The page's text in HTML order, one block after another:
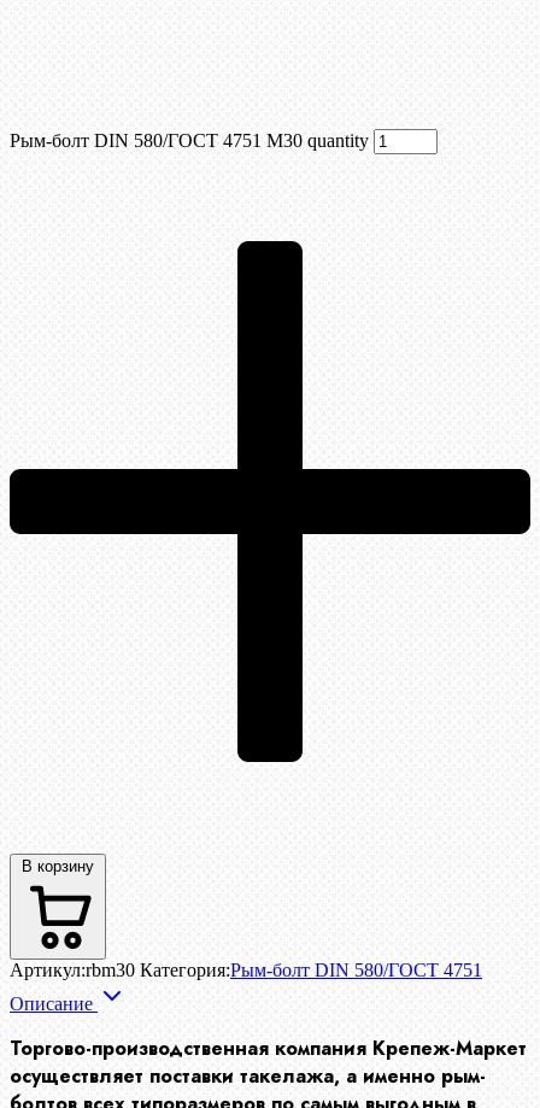
Рым-болт DIN 580/ГОСТ 4751 М30 quantity
В корзину
Артикул:rbm30 Категория:Рым-болт DIN 580/ГОСТ 4751
Описание
Торгово-производственная компания Крепеж-Маркет
осуществляет поставки такелажа, а именно рым-